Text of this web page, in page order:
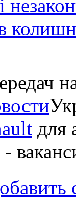
для
-